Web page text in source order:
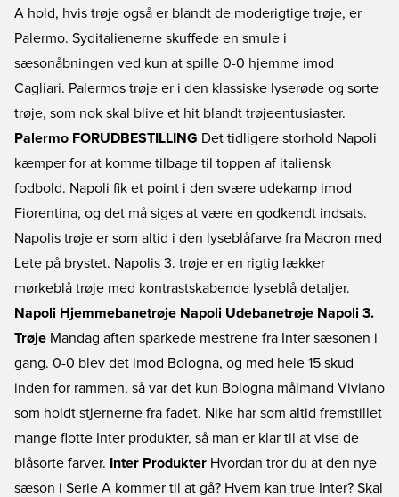
A hold, hvis trøje også er blandt de moderigtige trøje, er
Palermo. Syditalienerne skuffede en smule i
sæsonåbningen ved kun at spille 0-0 hjemme imod
Cagliari. Palermos trøje er i den klassiske lyserøde og sorte
trøje, som nok skal blive et hit blandt trøjeentusiaster.
Palermo FORUDBESTILLING Det tidligere storhold Napoli
kæmper for at komme tilbage til toppen af italiensk
fodbold. Napoli fik et point i den svære udekamp imod
Fiorentina, og det må siges at være en godkendt indsats.
Napolis trøje er som altid i den lyseblåfarve fra Macron med
Lete på brystet. Napolis 3. trøje er en rigtig lækker
mørkeblå trøje med kontrastskabende lyseblå detaljer.
Napoli Hjemmebanetrøje Napoli Udebanetrøje Napoli 3.
Trøje Mandag aften sparkede mestrene fra Inter sæsonen i
gang. 0-0 blev det imod Bologna, og med hele 15 skud
inden for rammen, så var det kun Bologna målmand Viviano
som holdt stjernerne fra fadet. Nike har som altid fremstillet
mange flotte Inter produkter, så man er klar til at vise de
blåsorte farver.
Inter Produkter Hvordan tror du at den nye
sæson i Serie A kommer til at gå? Hvem kan true Inter? Skal